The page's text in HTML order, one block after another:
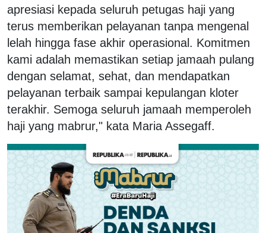
apresiasi kepada seluruh petugas haji yang
terus memberikan pelayanan tanpa mengenal
lelah hingga fase akhir operasional. Komitmen
kami adalah memastikan setiap jamaah pulang
dengan selamat, sehat, dan mendapatkan
pelayanan terbaik sampai kepulangan kloter
terakhir. Semoga seluruh jamaah memperoleh
haji yang mabrur," kata Maria Assegaff.